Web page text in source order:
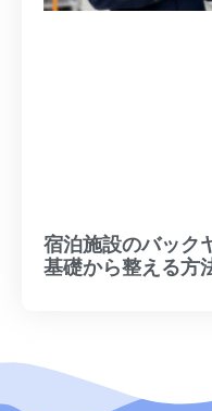
宿泊施設のバック
基礎から整える方